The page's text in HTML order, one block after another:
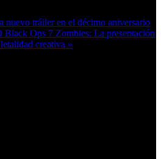
nuevo tráiler en el décimo aniversario
Black Ops 7 Zombies: La presentación
creativa »